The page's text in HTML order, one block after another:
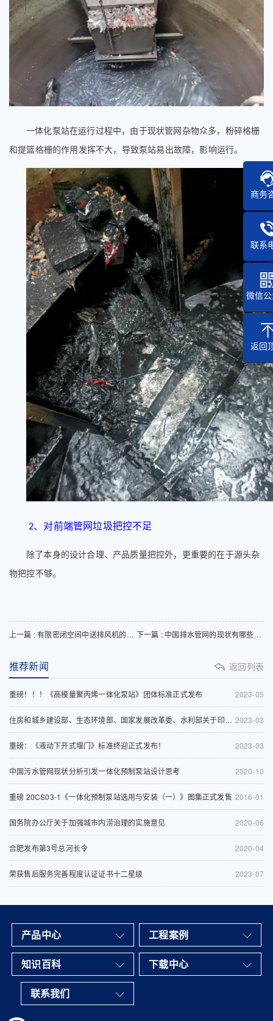
一体化泵站在运行过程中，由于现状管网杂物众多，粉碎格栅
和提篮格栅的作用发挥不大，导致泵站易出故障，影响运行。
2、 对前端管网垃圾把控不足
除了本身的设计合理、产品质量把控外，更重要的在于源头杂
物把控不够。
上一篇 : 有限密闭空间中送排风机的运用 下一篇 : 中国排水管网的现状有哪些是怎么样的？
返回列表
推荐新闻
2023-05
重磅！！！《高模量聚丙烯一体化泵站》团体标准正式发布
2023-03
住房和城乡建设部、生态环境部、国家发展改革委、水利部关于印发《深入打好城市黑臭水体治理攻坚战实施方案》的通知
2023-03
重磅：《液动下开式堰门》标准终迎正式发布！
2020-10
中国污水管网现状分析引发一体化预制泵站设计思考
2016-01
重磅 20CS03-1《一体化预制泵站选用与安装（一）》图集正式发售
2020-06
国务院办公厅关于加强城市内涝治理的实施意见
2020-04
合肥发布第3号总河长令
2023-07
荣获售后服务完善程度认证证书十二星级
产品中心 工程案例
知识百科 下载中心
联系我们
商务
联系
微信
返回